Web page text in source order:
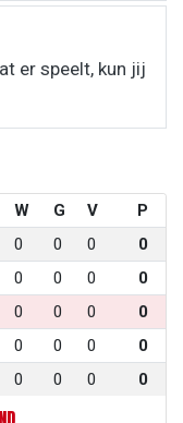
er speelt, kun jij
W G V
P
0 0 0
0
0 0 0
0
0 0 0
0
0 0 0
0
0 0 0 0